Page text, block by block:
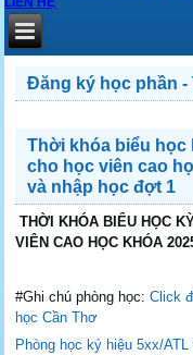
Đăng ký học phần -
Thời khóa biểu học
cho học viên cao
và nhập học đợt 1
THỜI KHÓA BIỂU HỌC
VIÊN CAO HỌC KHÓA
#Ghi chú phòng học:Click
học Cần Thơ
Phòng học ký hiệu 5xx/